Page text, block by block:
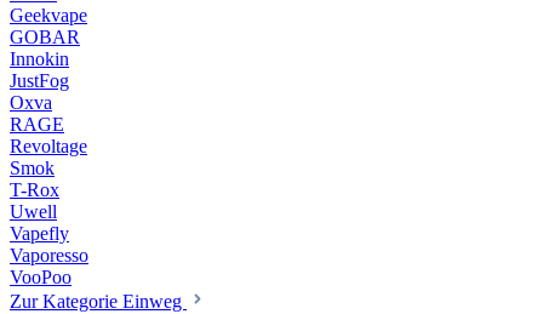
Geekvape
GOBAR
Innokin
JustFog
Oxva
RAGE
Revoltage
Smok
T-Rox
Uwell
Vapefly
Vaporesso
VooPoo
Zur Kategorie Einweg